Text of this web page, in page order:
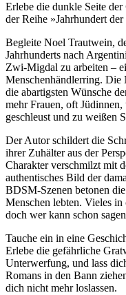
Erlebe die dunkle Seite
der Reihe »Jahrhundert
Begleite Noel Trautwein,
Jahrhunderts nach
Zwi-Migdal zu arbeiten –
Menschenhändlerring. Die
die abartigsten Wünsche
mehr Frauen, oft
geschleust und zu weißen
Der Autor schildert die
ihrer Zuhälter aus der
Charakter verschmilzt mit
authentisches Bild der
BDSM-Szenen betonen
Menschen lebten. Vieles
doch wer kann schon
Tauche ein in eine
Erlebe die gefährliche
Unterwerfung, und lass
Romans in den Bann
dich nicht mehr loslassen.